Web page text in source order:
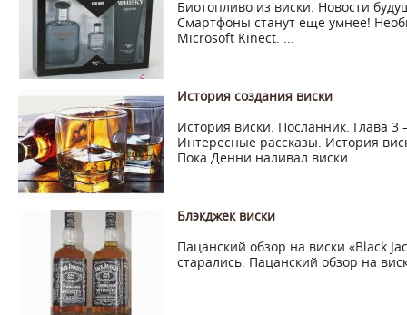
Биотопливо из виски. Новости
Смартфоны станут еще умнее!
Microsoft Kinect. ...
История создания виски
История виски. Посланник. Глава
Интересные рассказы. История
Пока Денни наливал виски. ...
Блэкджек виски
Пацанский обзор на виски «Black
старались. Пацанский обзор на